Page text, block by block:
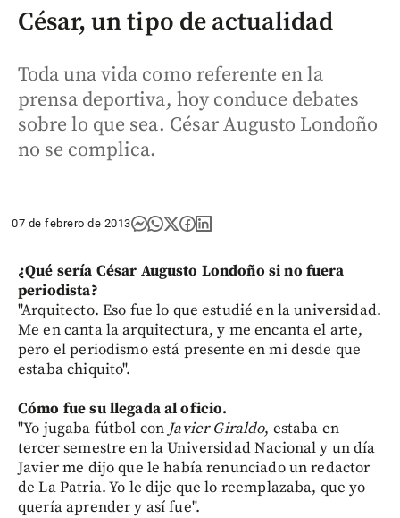
César, un tipo de actualidad
Toda una vida como referente en la
prensa deportiva, hoy conduce debates
sobre lo que sea. César Augusto Londoño
no se complica.
07 de febrero de 2013
¿Qué sería César Augusto Londoño si no fuera
periodista?
"Arquitecto. Eso fue lo que estudié en la universidad.
Me en canta la arquitectura, y me encanta el arte,
pero el periodismo está presente en mi desde que
estaba chiquito".
Cómo fuesu llegada al oficio.
"Yo jugaba fútbol con Javier Giraldo, estaba en
tercer semestre en la Universidad Nacional y un día
Javier me dijo que le había renunciado un redactor
de La Patria. Yo le dije que lo reemplazaba, que yo
quería aprender y así fue".